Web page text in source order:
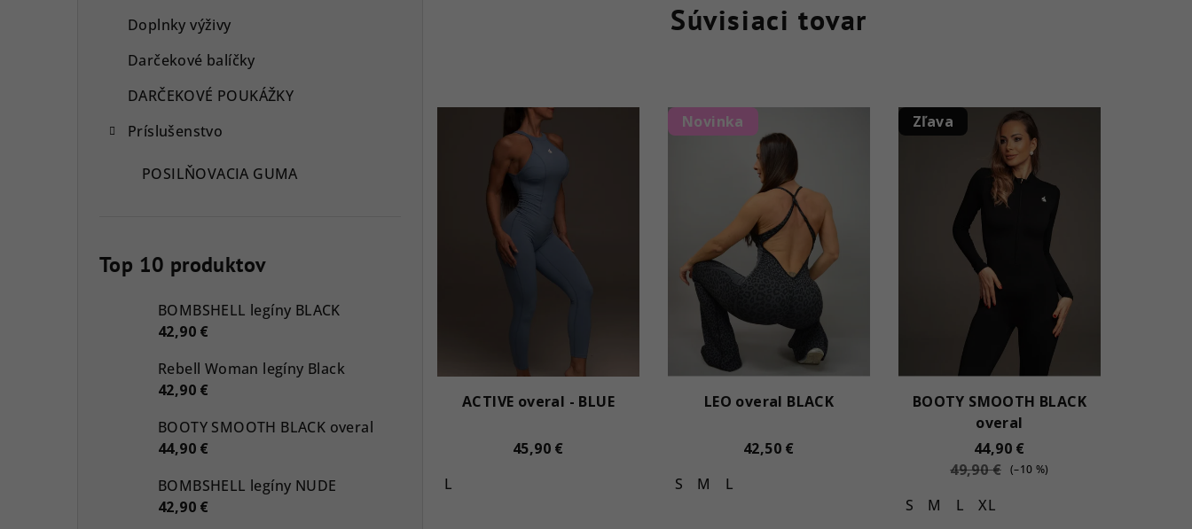
Doplnky výživy
Darčekové balíčky
DARČEKOVÉ POUKÁŽKY
Príslušenstvo
POSILŇOVACIA GUMA
Top 10 produktov
BOMBSHELL legíny BLACK
42,90 €
Rebell Woman legíny Black
42,90 €
BOOTY SMOOTH BLACK overal
44,90 €
BOMBSHELL legíny NUDE
42,90 €
Súvisiaci tovar
ACTIVE overal - BLUE
45,90 €
L
Novinka
LEO overal BLACK
42,50 €
S
M L
Zľava
BOOTY SMOOTH BLACK
overal
44,90 €
49,90 € (–10 %)
S M L XL